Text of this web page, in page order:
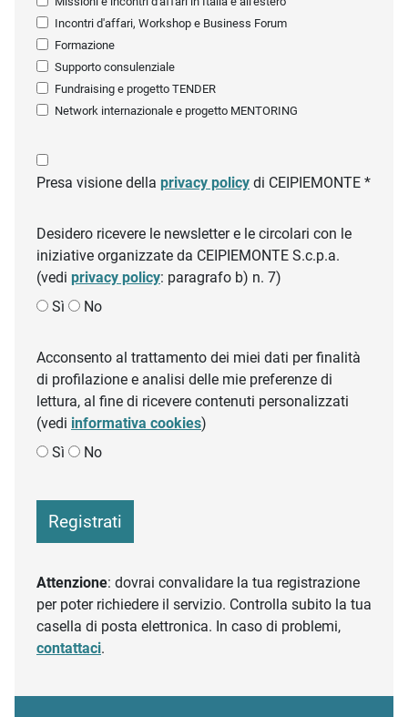
Incontri d'affari, Workshop e Business Forum
Formazione
Supporto consulenziale
Fundraising e progetto TENDER
Network internazionale e progetto MENTORING
Presa visione della privacy policy di CEIPIEMONTE *
Desidero ricevere le newsletter e le circolari con le
iniziative organizzate da CEIPIEMONTE S.c.p.a.
(vedi privacy policy: paragrafo b) n. 7)
Sì
No
Acconsento al trattamento dei miei dati per finalità
di profilazione e analisi delle mie preferenze di
lettura, al fine di ricevere contenuti personalizzati
(vedi informativa cookies)
Sì
No
Registrati
Attenzione: dovrai convalidare la tua registrazione
per poter richiedere il servizio. Controlla subito la tua
casella di posta elettronica. In caso di problemi,
contattaci.